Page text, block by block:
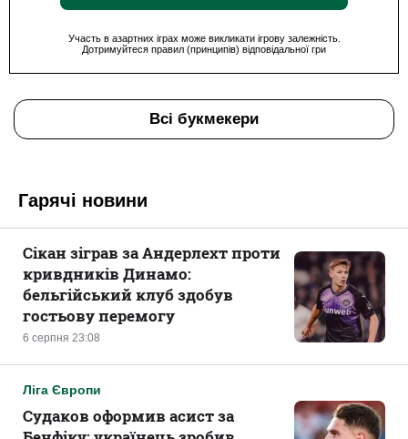
Участь в азартних іграх може викликати ігрову залежність.
Дотримуйтеся правил (принципів) відповідальної гри
Всі букмекери
Гарячі новини
6 серпня 23:08
Сікан зіграв за Андерлехт проти
кривдників Динамо:
бельгійський клуб здобув
гостьову перемогу
Ліга Європи
Судаков оформив асист за